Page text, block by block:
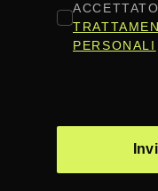
PERSONALI